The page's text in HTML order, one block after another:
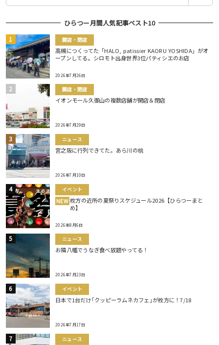
ひらつー月間人気記事ベスト10
開店・閉店
高槻につくってた「HALO, patissier KAORU YOSHIDA」がオ
ープンしてる。シロモト出身世界3位パティシエのお店
2026年7月26日
開店・閉店
イオンモール久御山の複数店舗が開店＆閉店
2026年7月29日
ニュース
宮之阪に行列できてた。あら川の桃
2026年7月10日
イベント
NEW 枚方の近所の夏祭りスケジュール2026【ひらつーまと
め】
2026年8月6日
ニュース
お隣八幡でうなぎ食べ放題やってる！
2026年7月23日
イベント
日本で1台だけ｢クッピーラムネカフェ｣が枚方に！7/18
2026年7月17日
ニュース